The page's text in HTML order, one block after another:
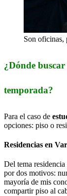
Son
¿Dónde
temporada?
Para el caso de
opciones: piso o
Residencias en
Del tema
por dos motivos:
mayoría de mis
compartir piso al